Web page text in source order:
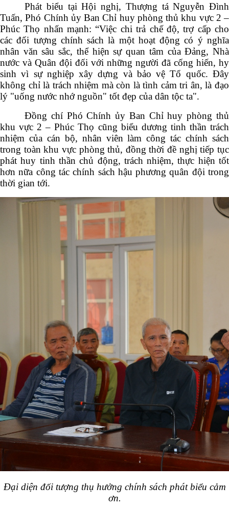
Phát biểu tại Hội nghị, Thượng tá Nguyễn Đình
Tuấn, Phó Chính ủy Ban Chỉ huy phòng thủ khu vực 2 –
Phúc Thọ nhấn mạnh: “Việc chi trả chế độ, trợ cấp cho
các đối tượng chính sách là một hoạt động có ý nghĩa
nhân văn sâu sắc, thể hiện sự quan tâm của Đảng, Nhà
nước và Quân đội đối với những người đã cống hiến, hy
sinh vì sự nghiệp xây dựng và bảo vệ Tổ quốc. Đây
không chỉ là trách nhiệm mà còn là tình cảm tri ân, là đạo
lý "uống nước nhớ nguồn" tốt đẹp của dân tộc ta".
Đồng chí Phó Chính ủy Ban Chỉ huy phòng thủ
khu vực 2 – Phúc Thọ cũng biểu dương tinh thần trách
nhiệm của cán bộ, nhân viên làm công tác chính sách
trong toàn khu vực phòng thủ, đồng thời đề nghị tiếp tục
phát huy tinh thần chủ động, trách nhiệm, thực hiện tốt
hơn nữa công tác chính sách hậu phương quân đội trong
thời gian tới.
Đại diện đối tượng thụ hưởng chính sách phát biểu cảm
ơn.